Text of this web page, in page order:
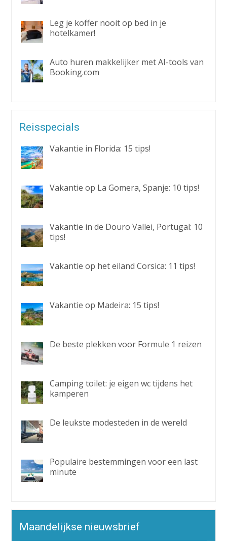
Leg je koffer nooit op bed in je
hotelkamer!
Auto huren makkelijker met AI-tools van
Booking.com
Reisspecials
Vakantie in Florida: 15 tips!
Vakantie op La Gomera, Spanje: 10 tips!
Vakantie in de Douro Vallei, Portugal: 10
tips!
Vakantie op het eiland Corsica: 11 tips!
Vakantie op Madeira: 15 tips!
De beste plekken voor Formule 1 reizen
Camping toilet: je eigen wc tijdens het
kamperen
De leukste modesteden in de wereld
Populaire bestemmingen voor een last
minute
Maandelijkse nieuwsbrief